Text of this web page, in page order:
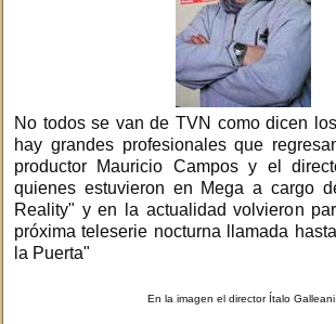
No todos se van de TVN como dicen
hay grandes profesionales que
productor Mauricio Campos y el
quienes estuvieron en Mega a cargo
Reality" y en la actualidad volvieron
próxima teleserie nocturna llamada
la Puerta"
En la imagen el director Ítalo Galleani.